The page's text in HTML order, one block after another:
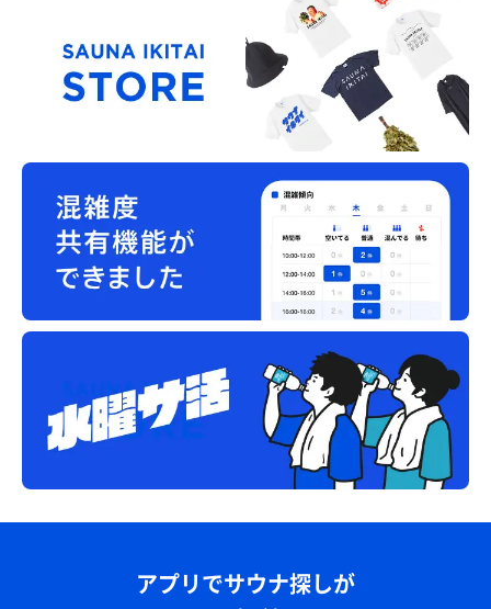
アプリでサウナ探しが